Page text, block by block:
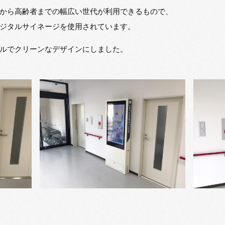
ら高齢者までの幅広い世代が利用できるもので、
タルサイネージを使用されています。
でクリーンなデザインにしました。